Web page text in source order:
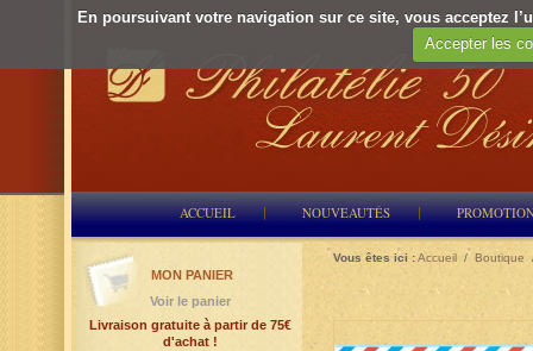
En poursuivant votre navigation sur ce site, vous acceptez
Accepter les
ACCUEIL NOUVEAUTÉS
Vous êtes ici :Accueil / Boutique
MON PANIER
Voir le panier
Livraison gratuite à partir de 75€
d'achat !